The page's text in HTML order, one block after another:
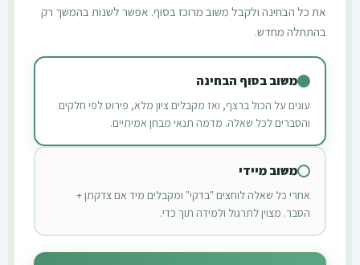
את כל הבחינה ולקבל משוב מרוכז בסוף. אפשר לשנות בהמשך רק
בהתחלה מחדש.
משוב בסוף הבחינה
עונים על הכול ברצף, ואז מקבלים ציון מלא, פירוט לפי חלקים
והסברים לכל שאלה. מדמה תנאי מבחן אמיתיים.
משוב מיידי
אחרי כל שאלה לוחצים "בדקי" ומקבלים מיד אם צדקתן +
הסבר. מצוין לתרגול ולמידה תוך כדי.